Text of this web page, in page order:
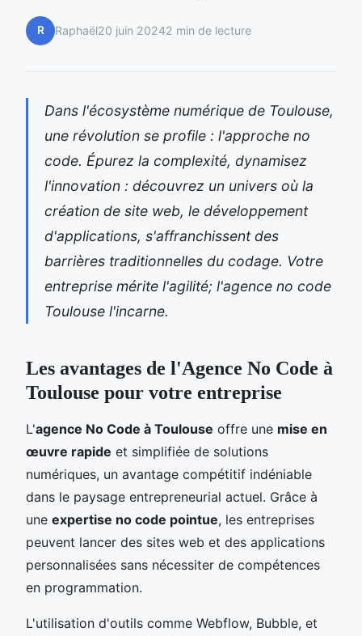
R Raphaël20 juin 20242 min de lecture
Dans l'écosystème numérique de Toulouse,
une révolution se profile : l'approche no
code. Épurez la complexité, dynamisez
l'innovation : découvrez un univers où la
création de site web, le développement
d'applications, s'affranchissent des
barrières traditionnelles du codage. Votre
entreprise mérite l'agilité; l'agence no code
Toulouse l'incarne.
Les avantages de l'Agence No Code à
Toulouse pour votre entreprise
L'agence No Code à Toulouse offre une mise en
œuvre rapide et simplifiée de solutions
numériques, un avantage compétitif indéniable
dans le paysage entrepreneurial actuel. Grâce à
une expertise no code pointue, les entreprises
peuvent lancer des sites web et des applications
personnalisées sans nécessiter de compétences
en programmation.
L'utilisation d'outils comme Webflow, Bubble, et